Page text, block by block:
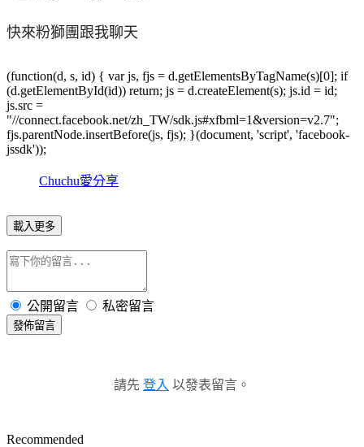
快來粉獅團跟我聊天
(function(d, s, id) { var js, fjs = d.getElementsByTagName(s)[0]; if
(d.getElementById(id)) return; js = d.createElement(s); js.id = id;
js.src =
"//connect.facebook.net/zh_TW/sdk.js#xfbml=1&version=v2.7";
fjs.parentNode.insertBefore(js, fjs); }(document, 'script', 'facebook-
jssdk'));
Chuchu愛分享
載入更多
公開留言 私密留言
發佈留言
請先 登入 以發表留言。
Recommended